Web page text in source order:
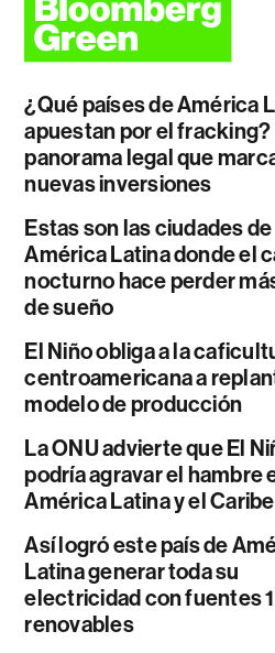
¿Qué países de América
apuestan por el fracking?
panorama legal que
nuevas inversiones
Estas son las ciudades de
América Latina donde el
nocturno hace perder
de sueño
El Niño obliga a la
centroamericana a
modelo de producción
La ONU advierte que El
podría agravar el hambre
América Latina y el Caribe
Así logró este país de
Latina generar toda su
electricidad con fuentes
renovables